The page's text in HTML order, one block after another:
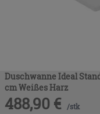
Duschwanne Ideal
cm Weißes Harz
488,90 € /stk